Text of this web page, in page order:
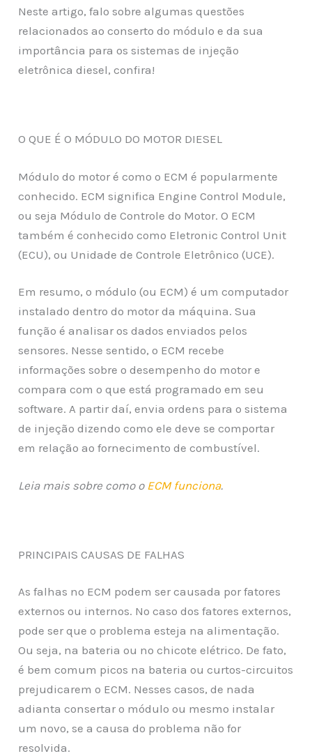
Neste artigo, falo sobre algumas questões
relacionados ao conserto do módulo e da sua
importância para os sistemas de injeção
eletrônica diesel, confira!
O QUE É O MÓDULO DO MOTOR DIESEL
Módulo do motor é como o ECM é popularmente
conhecido. ECM significa Engine Control Module,
ou seja Módulo de Controle do Motor. O ECM
também é conhecido como Eletronic Control Unit
(ECU), ou Unidade de Controle Eletrônico (UCE).
Em resumo, o módulo (ou ECM) é um computador
instalado dentro do motor da máquina. Sua
função é analisar os dados enviados pelos
sensores. Nesse sentido, o ECM recebe
informações sobre o desempenho do motor e
compara com o que está programado em seu
software. A partir daí, envia ordens para o sistema
de injeção dizendo como ele deve se comportar
em relação ao fornecimento de combustível.
Leia mais sobre como o ECM funciona.
PRINCIPAIS CAUSAS DE FALHAS
As falhas no ECM podem ser causada por fatores
externos ou internos. No caso dos fatores externos,
pode ser que o problema esteja na alimentação.
Ou seja, na bateria ou no chicote elétrico. De fato,
é bem comum picos na bateria ou curtos-circuitos
prejudicarem o ECM. Nesses casos, de nada
adianta consertar o módulo ou mesmo instalar
um novo, se a causa do problema não for
resolvida.